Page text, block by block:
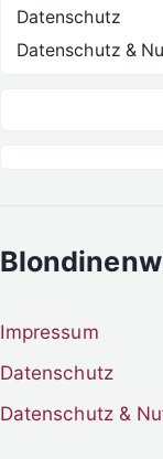
Datenschutz
Datenschutz &
Impressum
Datenschutz
Datenschutz &